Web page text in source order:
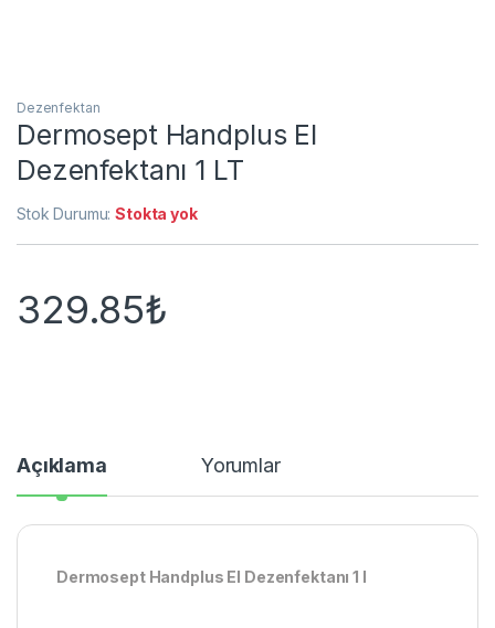
Dezenfektan
Dermosept Handplus El
Dezenfektanı 1 LT
Stok Durumu:Stokta yok
329.85₺
Açıklama Yorumlar
Dermosept Handplus El Dezenfektanı 1 l